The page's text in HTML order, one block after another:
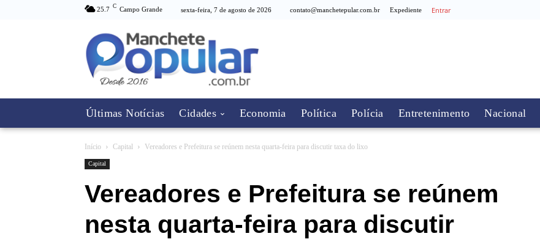
25.7 C Campo Grande sexta-feira, 7 de agosto de 2026 contato@manchetepular.com.br Expediente Entrar
Últimas Notícias Cidades Economia Política Polícia Entretenimento Nacional
Início Capital Vereadores e Prefeitura se reúnem nesta quarta-feira para discutir taxa do lixo
Capital
Vereadores e Prefeitura se reúnem
nesta quarta-feira para discutir